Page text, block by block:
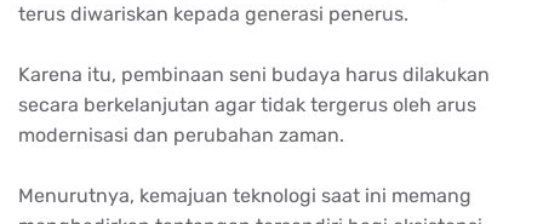
terus diwariskan kepada generasi penerus.
Karena itu, pembinaan seni budaya harus dilakukan
secara berkelanjutan agar tidak tergerus oleh arus
modernisasi dan perubahan zaman.
Menurutnya, kemajuan teknologi saat ini memang